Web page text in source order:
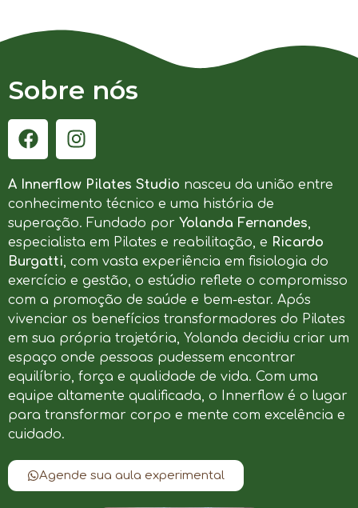
Sobre nós
A Innerflow Pilates Studio nasceu da união entre
conhecimento técnico e uma história de
superação. Fundado por Yolanda Fernandes,
especialista em Pilates e reabilitação, e Ricardo
Burgatti, com vasta experiência em fisiologia do
exercício e gestão, o estúdio reflete o compromisso
com a promoção de saúde e bem-estar. Após
vivenciar os benefícios transformadores do Pilates
em sua própria trajetória, Yolanda decidiu criar um
espaço onde pessoas pudessem encontrar
equilíbrio, força e qualidade de vida. Com uma
equipe altamente qualificada, o Innerflow é o lugar
para transformar corpo e mente com excelência e
cuidado.
Agende sua aula experimental